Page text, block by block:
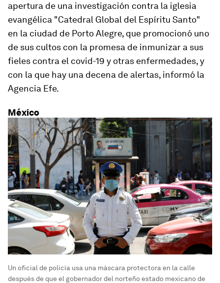
apertura de una investigación contra la iglesia
evangélica "Catedral Global del Espíritu Santo"
en la ciudad de Porto Alegre, que promocionó uno
de sus cultos con la promesa de inmunizar a sus
fieles contra el covid-19 y otras enfermedades, y
con la que hay una decena de alertas, informó la
Agencia Efe.
México
Un oficial de policía usa una máscara protectora en la calle
después de que el gobernador del norteño estado mexicano de